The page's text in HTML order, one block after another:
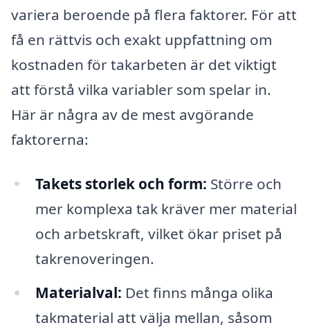
variera beroende på flera faktorer. För att
få en rättvis och exakt uppfattning om
kostnaden för takarbeten är det viktigt
att förstå vilka variabler som spelar in.
Här är några av de mest avgörande
faktorerna:
Takets storlek och form: Större och
mer komplexa tak kräver mer material
och arbetskraft, vilket ökar priset på
takrenoveringen.
Materialval: Det finns många olika
takmaterial att välja mellan, såsom